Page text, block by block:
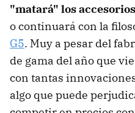
"matará" los
o continuará con la
G5. Muy a pesar del
de gama del año que
con tantas
algo que puede